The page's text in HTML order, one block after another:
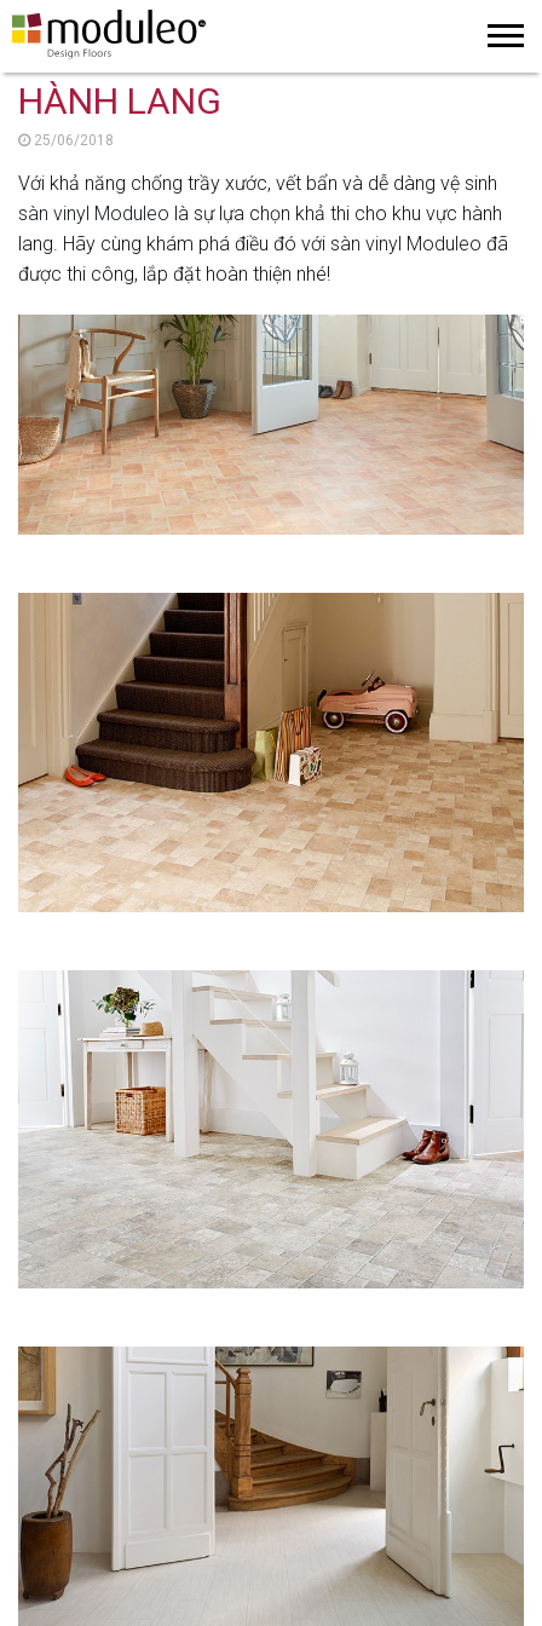
HÀNH LANG
25/06/2018
Với khả năng chống trầy xước, vết bẩn và dễ dàng vệ sinh
sàn vinyl Moduleo là sự lựa chọn khả thi cho khu vực hành
lang. Hãy cùng khám phá điều đó với sàn vinyl Moduleo đã
được thi công, lắp đặt hoàn thiện nhé!